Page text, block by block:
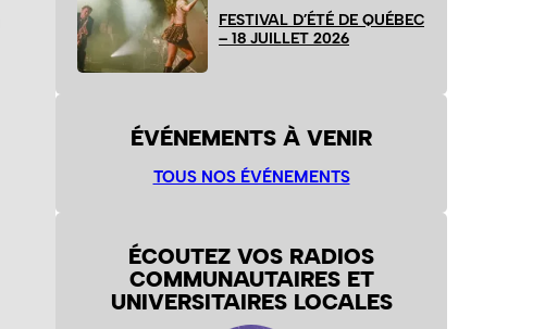
FESTIVAL D’ÉTÉ DE QUÉBEC
– 18 JUILLET 2026
ÉVÉNEMENTS À VENIR
TOUS NOS ÉVÉNEMENTS
ÉCOUTEZ VOS RADIOS
COMMUNAUTAIRES ET
UNIVERSITAIRES LOCALES